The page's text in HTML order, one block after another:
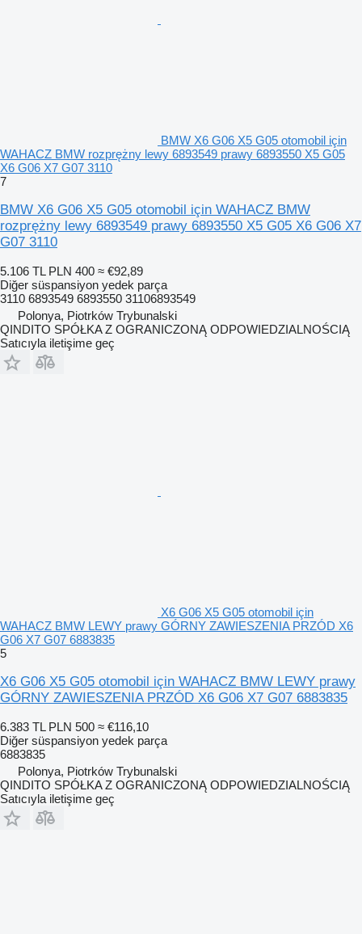
BMW X6 G06 X5 G05 otomobil için
WAHACZ BMW rozprężny lewy 6893549 prawy 6893550 X5 G05
X6 G06 X7 G07 3110
7
BMW X6 G06 X5 G05 otomobil için WAHACZ BMW
rozprężny lewy 6893549 prawy 6893550 X5 G05 X6 G06 X7
G07 3110
5.106 TL PLN 400 ≈ €92,89
Diğer süspansiyon yedek parça
3110 6893549 6893550 31106893549
Polonya, Piotrków Trybunalski
QINDITO SPÓŁKA Z OGRANICZONĄ ODPOWIEDZIALNOŚCIĄ
Satıcıyla iletişime geç
X6 G06 X5 G05 otomobil için
WAHACZ BMW LEWY prawy GÓRNY ZAWIESZENIA PRZÓD X6
G06 X7 G07 6883835
5
X6 G06 X5 G05 otomobil için WAHACZ BMW LEWY prawy
GÓRNY ZAWIESZENIA PRZÓD X6 G06 X7 G07 6883835
6.383 TL PLN 500 ≈ €116,10
Diğer süspansiyon yedek parça
6883835
Polonya, Piotrków Trybunalski
QINDITO SPÓŁKA Z OGRANICZONĄ ODPOWIEDZIALNOŚCIĄ
Satıcıyla iletişime geç